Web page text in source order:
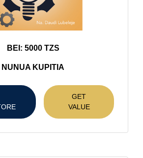
BEI: 5000 TZS
NUNUA KUPITIA
GET
VALUE